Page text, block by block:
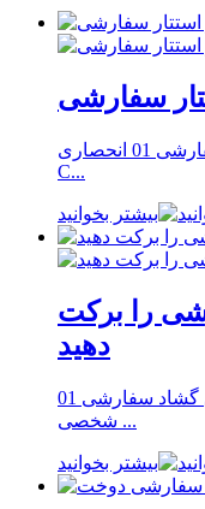
سفارشی
خدمات سفارشی برای شلوار استتار سفارشی 01 انحصاری
C...
بیشتر بخوانید
را برکت
دهید
خدمات سفارشی برای شلوار جین گشاد سفارشی 01
شخصی ...
بیشتر بخوانید